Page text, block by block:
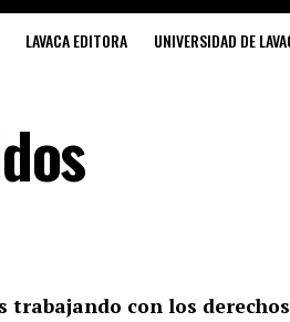
LAVACA EDITORA UNIVERSIDAD DE
trabajando con los